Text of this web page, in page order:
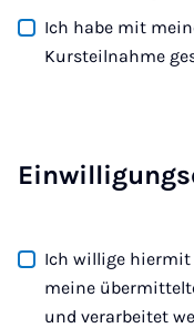
Ich habe mit
Kursteilnahme
Ich willige hiermit
meine
und verarbeitet